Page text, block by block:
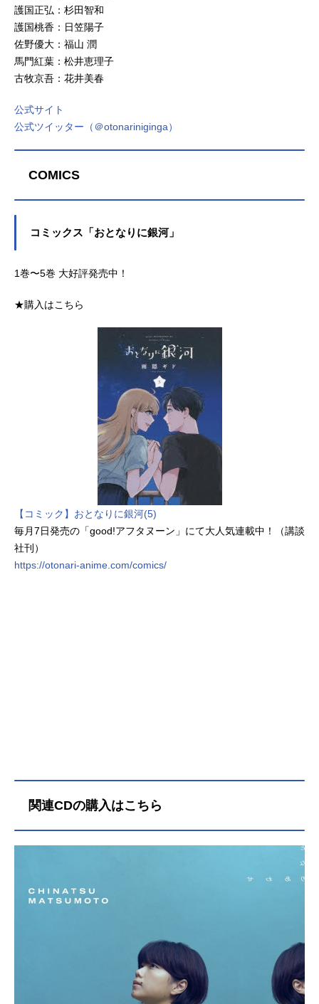
護国正弘：杉田智和
護国桃香：日笠陽子
佐野優大：福山 潤
馬門紅葉：松井恵理子
古牧京吾：花井美春
公式サイト
公式ツイッター（＠otonariniginga）
COMICS
コミックス「おとなりに銀河」
1巻〜5巻 大好評発売中！
★購入はこちら
【コミック】おとなりに銀河(5)
毎月7日発売の「good!アフタヌーン」にて大人気連載中！（講談
社刊）
https://otonari-anime.com/comics/
関連CDの購入はこちら